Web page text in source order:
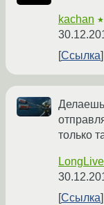
kachan
Ссылка
Делаешь
только
Ссылка